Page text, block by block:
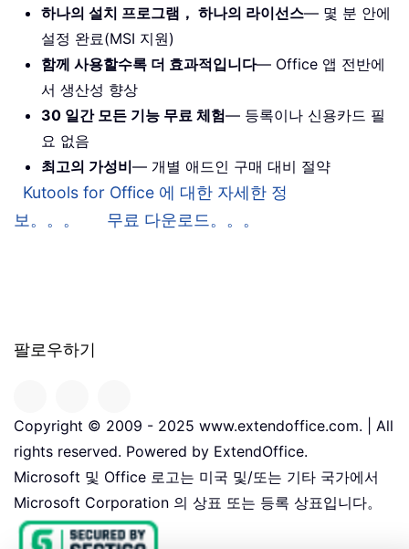
하나의 설치 프로그램， 하나의 라이선스— 몇 분 안에
설정 완료(MSI 지원)
함께 사용할수록 더 효과적입니다— Office 앱 전반에
서 생산성 향상
30 일간 모든 기능 무료 체험— 등록이나 신용카드 필
요 없음
최고의 가성비— 개별 애드인 구매 대비 절약
Kutools for Office 에 대한 자세한 정
보。。。
무료 다운로드。。。
팔로우하기
Copyright © 2009 - 2025 www.extendoffice.com. | All
rights reserved. Powered by ExtendOffice.
Microsoft 및 Office 로고는 미국 및/또는 기타 국가에서
Microsoft Corporation 의 상표 또는 등록 상표입니다。